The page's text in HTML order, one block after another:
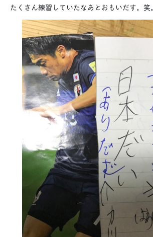
たくさん練習していたなあとおもいだす。笑。